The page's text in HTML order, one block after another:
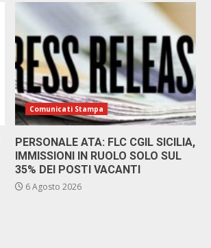
Comunicati Stampa
PERSONALE ATA: FLC CGIL SICILIA,
IMMISSIONI IN RUOLO SOLO SUL
35% DEI POSTI VACANTI
6 Agosto 2026